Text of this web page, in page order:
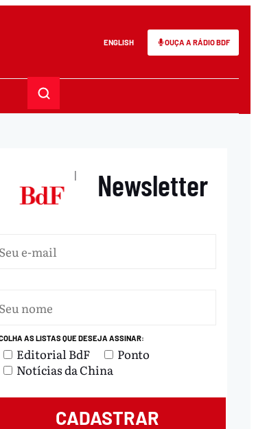
ENGLISH OUÇA A RÁDIO BDF
| Newsletter
AS LISTAS QUE DESEJA ASSINAR:
Editorial BdF
Ponto
Notícias da China